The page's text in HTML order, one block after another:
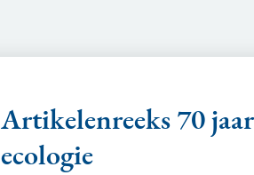
Artikelenreeks 70 jaar
ecologie